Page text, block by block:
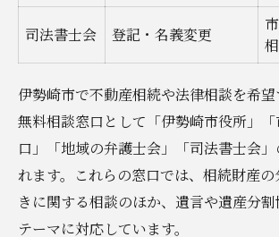
司法書士会 登記・名義変更
伊勢崎市で不動産相続や法律相談を希
無料相談窓口として「伊勢崎市役所」
口」「地域の弁護士会」「司法書士会
れます。これらの窓口では、相続財産
きに関する相談のほか、遺言や遺産分
テーマに対応しています。